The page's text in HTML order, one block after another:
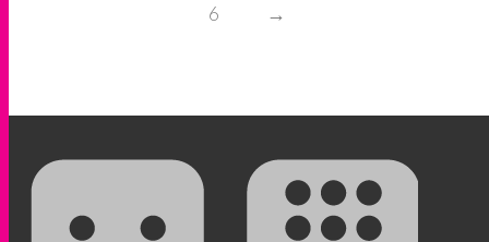
6 →